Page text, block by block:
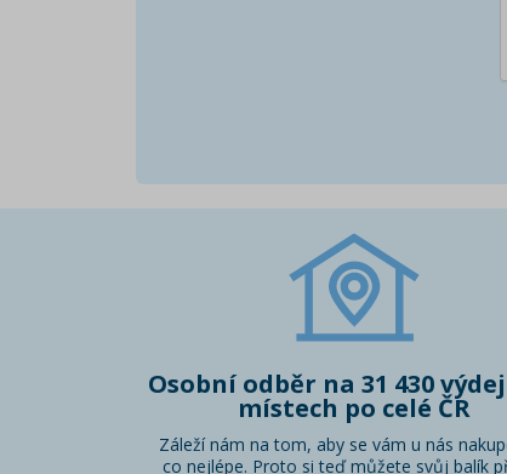
Osobní odběr na 31 430
místech po celé ČR
Záleží nám na tom, aby se vám u nás
co nejlépe. Proto si teď můžete svůj balík